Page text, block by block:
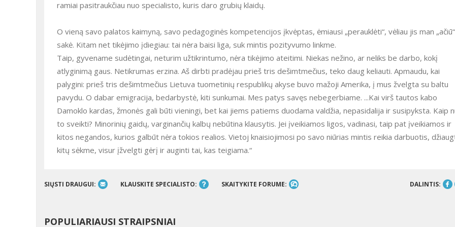
ramiai pasitraukčiau nuo specialisto, kuris daro grubių klaidų.
O vieną savo palatos kaimyną, savo pedagoginės kompetencijos įkvėptas, ėmiausi „perauklėti“, vėliau jis man „ačiū“
sakė. Kitam net tikėjimo įdiegiau: tai nėra baisi liga, suk mintis pozityvumo linkme.
Taip, gyvename sudėtingai, neturim užtikrintumo, nėra tikėjimo ateitimi. Niekas nežino, ar neliks be darbo, kokį
atlyginimą gaus. Netikrumas erzina. Aš dirbti pradėjau prieš tris dešimtmečius, teko daug keliauti. Apmaudu, kai
palygini: prieš tris dešimtmečius Lietuva tuometinių respublikų akyse buvo mažoji Amerika, į mus žvelgta su baltu
pavydu. O dabar emigracija, bedarbystė, kiti sunkumai. Mes patys savęs nebegerbiame. ...Kai virš tautos kabo
Damoklo kardas, žmonės gali būti vieningi, bet kai jiems patiems duodama valdžia, nepasidalija ir susipyksta. Kaip
to sveikti? Minorinių gaidų, varginančių kalbų nebūtina klausytis. Jei įveikiamos ligos, vadinasi, taip pat įveikiamos ir
kitos negandos, kurios galbūt nėra tokios realios. Vietoj knaisiojimosi po savo niūrias mintis reikia darbuotis,
kitų sėkme, visur įžvelgti gėrį ir auginti tai, kas teigiama.“
SIŲSTI DRAUGUI: KLAUSKITE SPECIALISTO: SKAITYKITE FORUME: DALINTIS:
POPULIARIAUSI STRAIPSNIAI